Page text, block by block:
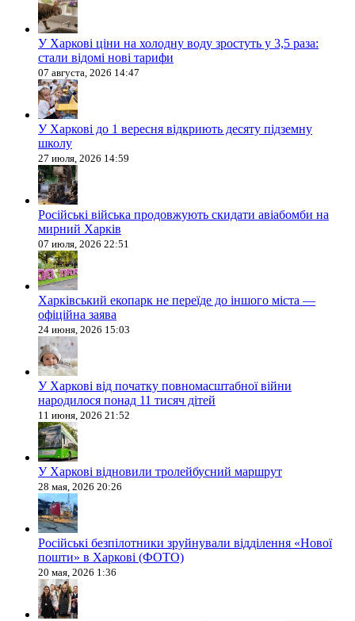
У Харкові ціни на холодну воду зростуть у 3,5 раза:
стали відомі нові тарифи
07 августа, 2026 14:47
У Харкові до 1 вересня відкриють десяту підземну
школу
27 июля, 2026 14:59
Російські війська продовжують скидати авіабомби на
мирний Харків
07 июля, 2026 22:51
Харківський екопарк не переїде до іншого міста —
офіційна заява
24 июня, 2026 15:03
У Харкові від початку повномасштабної війни
народилося понад 11 тисяч дітей
11 июня, 2026 21:52
У Харкові відновили тролейбусний маршрут
28 мая, 2026 20:26
Російські безпілотники зруйнували відділення «Нової
пошти» в Харкові (ФОТО)
20 мая, 2026 1:36